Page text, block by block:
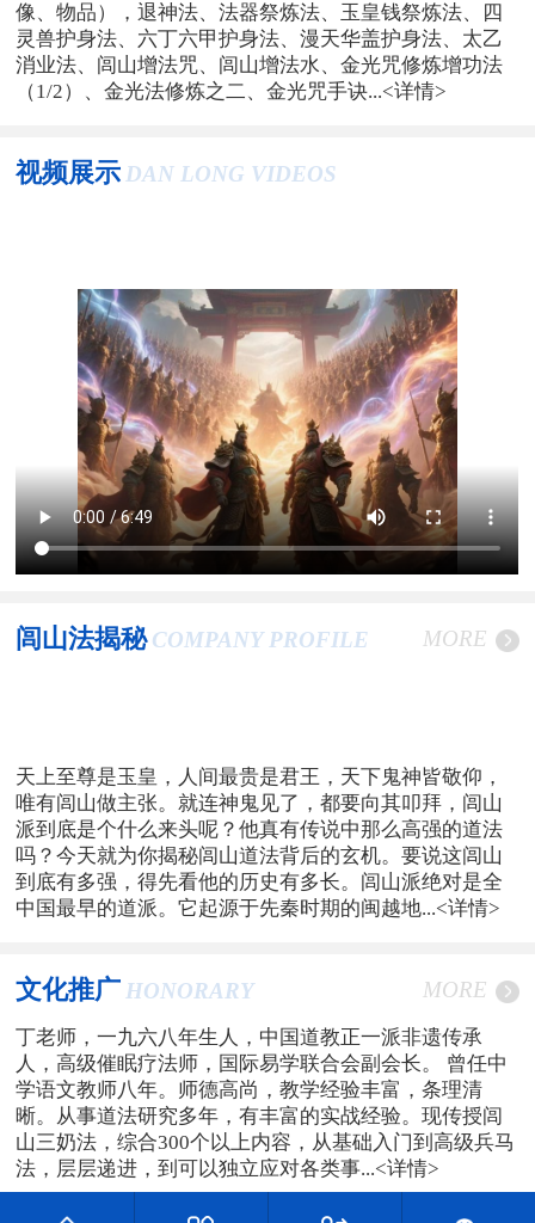
像、物品），退神法、法器祭炼法、玉皇钱祭炼法、四
灵兽护身法、六丁六甲护身法、漫天华盖护身法、太乙
消业法、闾山增法咒、闾山增法水、金光咒修炼增功法
（1/2）、金光法修炼之二、金光咒手诀...<详情>
视频展示 DAN LONG VIDEOS
闾山法揭秘 COMPANY PROFILE MORE
天上至尊是玉皇，人间最贵是君王，天下鬼神皆敬仰，
唯有闾山做主张。就连神鬼见了，都要向其叩拜，闾山
派到底是个什么来头呢？他真有传说中那么高强的道法
吗？今天就为你揭秘闾山道法背后的玄机。要说这闾山
到底有多强，得先看他的历史有多长。闾山派绝对是全
中国最早的道派。它起源于先秦时期的闽越地...<详情>
文化推广 HONORARY MORE
丁老师，一九六八年生人，中国道教正一派非遗传承
人，高级催眠疗法师，国际易学联合会副会长。 曾任中
学语文教师八年。师德高尚，教学经验丰富，条理清
晰。从事道法研究多年，有丰富的实战经验。现传授闾
山三奶法，综合300个以上内容，从基础入门到高级兵马
法，层层递进，到可以独立应对各类事...<详情>